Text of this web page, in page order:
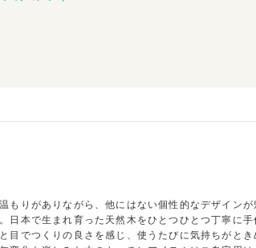
もりがありながら、他にはない個性的なデザイン
日本で生まれ育った天然木をひとつひとつ丁寧に
目でつくりの良さを感じ、使うたびに気持ちがと